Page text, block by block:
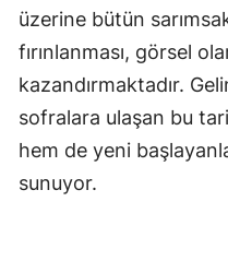
üzerine bütün
fırınlanması, görsel
kazandırmaktadır.
sofralara ulaşan bu
hem de yeni
sunuyor.